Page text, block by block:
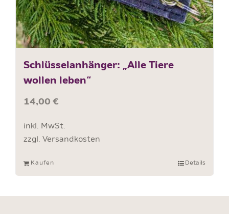
Schlüsselanhänger: „Alle Tiere
wollen leben“
14,00 €
inkl. MwSt.
zzgl. Versandkosten
Kaufen Details